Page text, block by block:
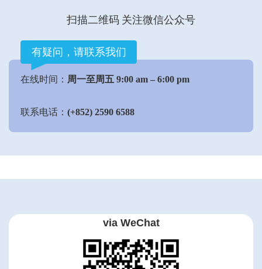
扫描二维码 关注微信公众号
有疑问，请联系我们
在线时间： 周一至周五 9:00 am – 6:00 pm
联系电话： (+852) 2590 6588
via WeChat